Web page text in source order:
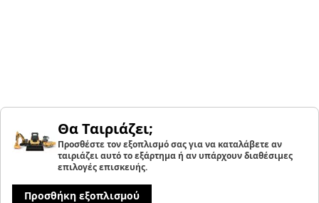
Θα Ταιριάζει;
Προσθέστε τον εξοπλισμό σας για να καταλάβετε αν
ταιριάζει αυτό το εξάρτημα ή αν υπάρχουν διαθέσιμες
επιλογές επισκευής.
Προσθήκη εξοπλισμού